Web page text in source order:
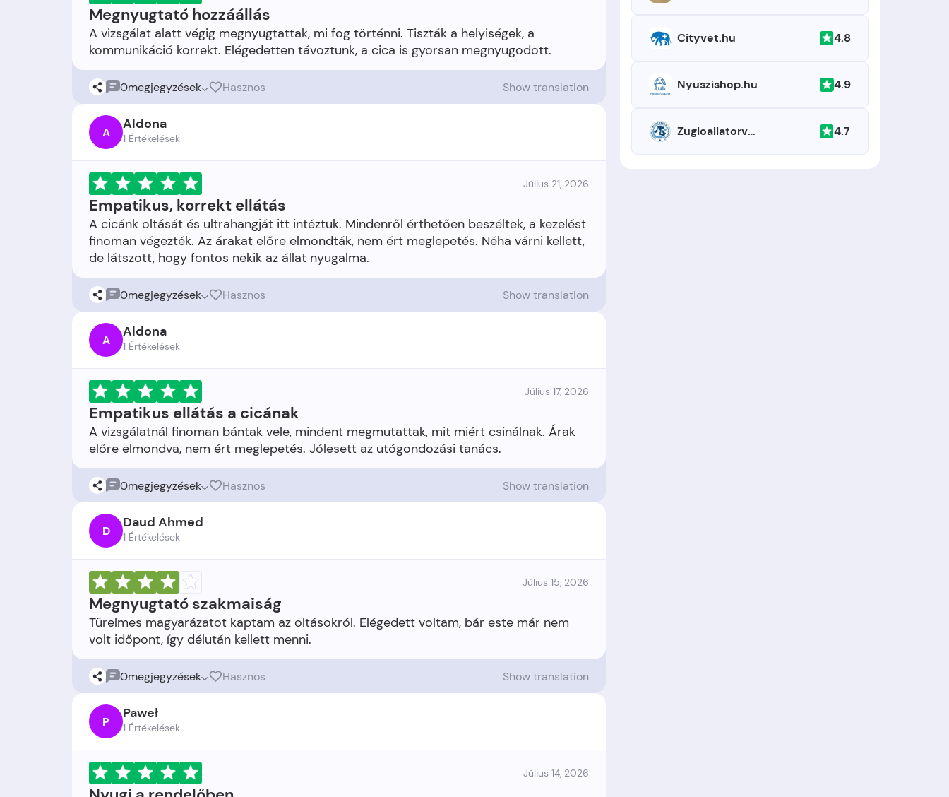
Cityvet.hu 4.8
Nyuszishop.hu 4.9
Zugloallatorvos.hu 4.7
Megnyugtató hozzáállás
A vizsgálat alatt végig megnyugtattak, mi fog történni. Tiszták a helyiségek, a
0megjegyzések Hasznos Show translation
A Aldona
1 Értékelések
Július 21, 2026
Empatikus, korrekt ellátás
A cicánk oltását és ultrahangját itt intéztük. Mindenről érthetően beszéltek, a kezelést
finoman végezték. Az árakat előre elmondták, nem ért meglepetés. Néha várni kellett,
0megjegyzések Hasznos Show translation
A Aldona
1 Értékelések
Július 17, 2026
Empatikus ellátás a cicának
A vizsgálatnál finoman bántak vele, mindent megmutattak, mit miért csinálnak. Árak
0megjegyzések Hasznos Show translation
D Daud Ahmed
1 Értékelések
Július 15, 2026
Megnyugtató szakmaiság
Türelmes magyarázatot kaptam az oltásokról. Elégedett voltam, bár este már nem
0megjegyzések Hasznos Show translation
P Paweł
1 Értékelések
Július 14, 2026